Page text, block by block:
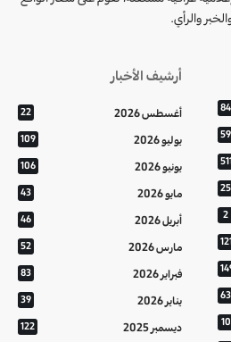
والرأي.
84
59
511
2
121
63
10
أرشيف الأخبار
أغسطس 2026 22
يوليو 2026 109
يونيو 2026 106
مايو 2026 43
أبريل 2026 46
مارس 2026 52
فبراير 2026 83
يناير 2026 39
ديسمبر 2025 122